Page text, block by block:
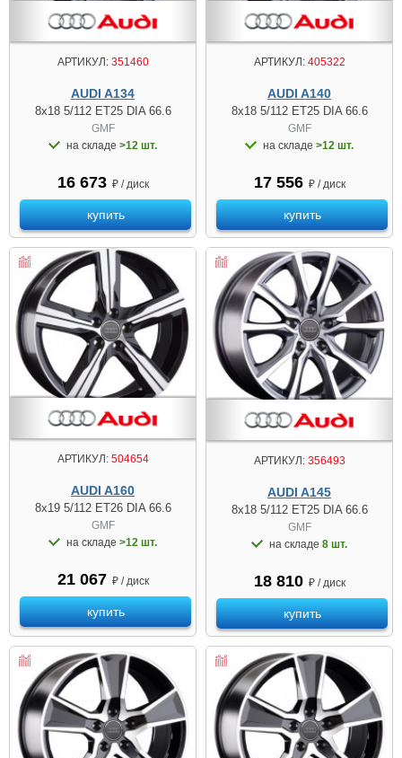
АРТИКУЛ:351460
AUDI A134
8x18 5/112 ET25 DIA 66.6
GMF
на складе >12 шт.
16 673 ₽ / диск
купить
АРТИКУЛ:405322
AUDI A140
8x18 5/112 ET25 DIA 66.6
GMF
на складе >12 шт.
17 556 ₽ / диск
купить
АРТИКУЛ:504654
AUDI A160
8x19 5/112 ET26 DIA 66.6
GMF
на складе >12 шт.
21 067 ₽ / диск
купить
АРТИКУЛ:356493
AUDI A145
8x18 5/112 ET25 DIA 66.6
GMF
на складе 8 шт.
18 810 ₽ / диск
купить